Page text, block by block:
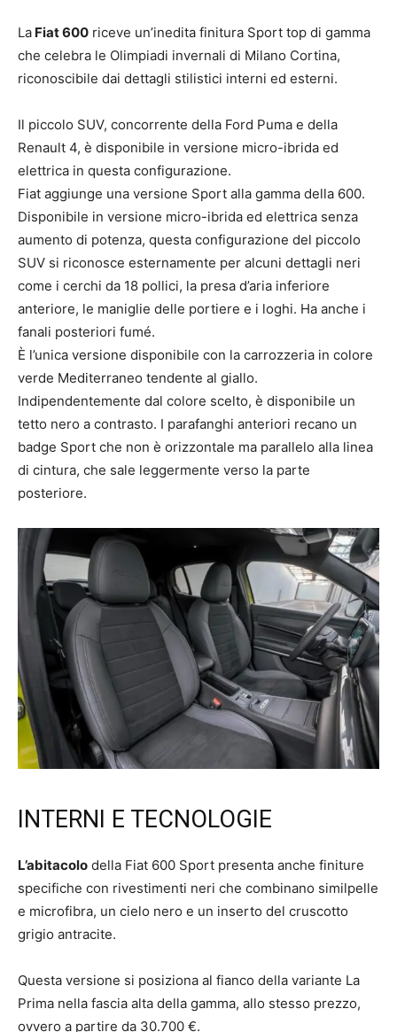
La Fiat 600 riceve un’inedita finitura Sport top di gamma
che celebra le Olimpiadi invernali di Milano Cortina,
riconoscibile dai dettagli stilistici interni ed esterni.
Il piccolo SUV, concorrente della Ford Puma e della
Renault 4, è disponibile in versione micro-ibrida ed
elettrica in questa configurazione.
Fiat aggiunge una versione Sport alla gamma della 600.
Disponibile in versione micro-ibrida ed elettrica senza
aumento di potenza, questa configurazione del piccolo
SUV si riconosce esternamente per alcuni dettagli neri
come i cerchi da 18 pollici, la presa d’aria inferiore
anteriore, le maniglie delle portiere e i loghi. Ha anche i
fanali posteriori fumé.
È l’unica versione disponibile con la carrozzeria in colore
verde Mediterraneo tendente al giallo.
Indipendentemente dal colore scelto, è disponibile un
tetto nero a contrasto. I parafanghi anteriori recano un
badge Sport che non è orizzontale ma parallelo alla linea
di cintura, che sale leggermente verso la parte
posteriore.
INTERNI E TECNOLOGIE
L’abitacolo della Fiat 600 Sport presenta anche finiture
specifiche con rivestimenti neri che combinano similpelle
e microfibra, un cielo nero e un inserto del cruscotto
grigio antracite.
Questa versione si posiziona al fianco della variante La
Prima nella fascia alta della gamma, allo stesso prezzo,
ovvero a partire da 30.700 €.